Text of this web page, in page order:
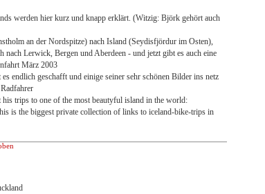
werden hier kurz und knapp erklärt. (Witzig: Björk gehört auch
an der Nordspitze) nach Island (Seydisfjördur im Osten),
nach Lerwick, Bergen und Aberdeen - und jetzt gibt es auch eine
März 2003
endlich geschafft und einige seiner sehr schönen Bilder ins netz
his trips to one of the most beautyful island in the world:
is the biggest private collection of links to iceland-bike-trips in